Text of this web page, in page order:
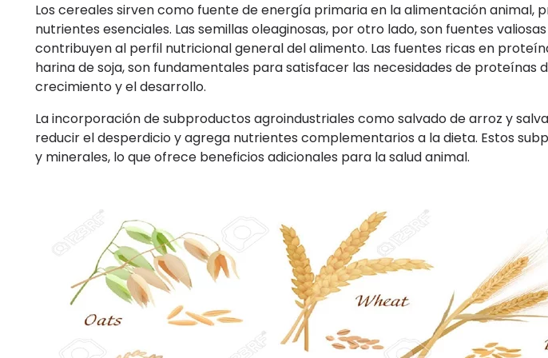
Los cereales sirven como fuente de energía primaria en la alimentación animal,
nutrientes esenciales. Las semillas oleaginosas, por otro lado, son fuentes
contribuyen al perfil nutricional general del alimento. Las fuentes ricas en
harina de soja, son fundamentales para satisfacer las necesidades de proteínas
crecimiento y el desarrollo.
La incorporación de subproductos agroindustriales como salvado de arroz y
reducir el desperdicio y agrega nutrientes complementarios a la dieta. Estos
y minerales, lo que ofrece beneficios adicionales para la salud animal.